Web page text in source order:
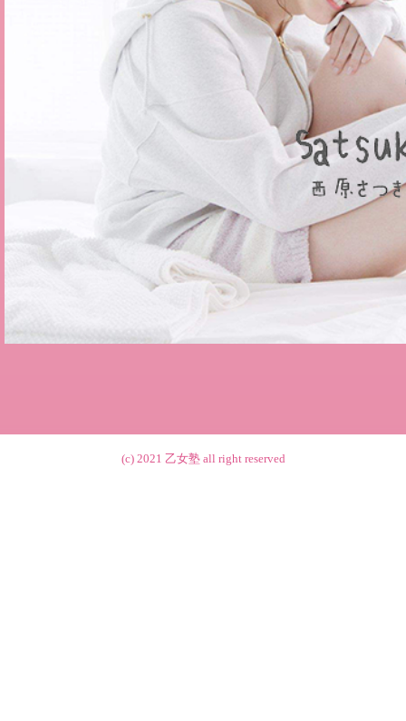
(c) 2021 乙女塾all right reserved